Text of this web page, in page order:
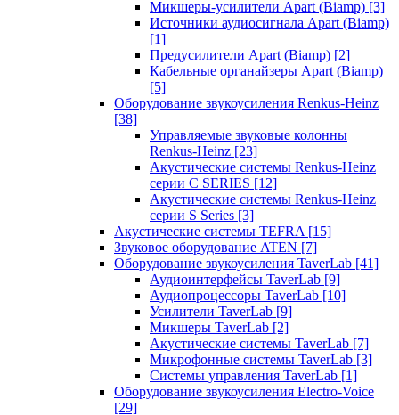
Микшеры-усилители Apart (Biamp) [3]
Источники аудиосигнала Apart (Biamp)
[1]
Предусилители Apart (Biamp) [2]
Кабельные органайзеры Apart (Biamp)
[5]
Оборудование звукоусиления Renkus-Heinz
[38]
Управляемые звуковые колонны
Renkus-Heinz [23]
Акустические системы Renkus-Heinz
серии C SERIES [12]
Акустические системы Renkus-Heinz
серии S Series [3]
Акустические системы TEFRA [15]
Звуковое оборудование ATEN [7]
Оборудование звукоусиления TaverLab [41]
Аудиоинтерфейсы TaverLab [9]
Аудиопроцессоры TaverLab [10]
Усилители TaverLab [9]
Микшеры TaverLab [2]
Акустические системы TaverLab [7]
Микрофонные системы TaverLab [3]
Системы управления TaverLab [1]
Оборудование звукоусиления Electro-Voice
[29]